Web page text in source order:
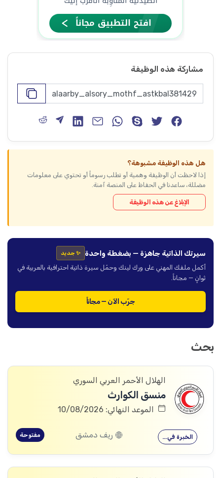
مشاركة هذه الوظيفة
هل هذه الوظيفة مشبوهة؟
إذا لاحظت أن الوظيفة وهمية أو تطلب رسوماً أو تحتوي على معلومات
مضللة، ساعدنا في الحفاظ على المنصة آمنة.
الإبلاغ عن هذه الوظيفة
سيرتك الذاتية جاهزة — بضغطة واحدة ✨ جديد
أكمل ملفك المهني على ورك لينك وحمّل سيرة ذاتية احترافية بالعربية في
ثوانٍ — مجاناً.
جرّب الآن — مجاناً
بحث
الهلال الأحمر العربي السوري
منسق الكوارث
الموعد النهائي: 10/08/2026
الخبرة في… ريف دمشق مفتوحة